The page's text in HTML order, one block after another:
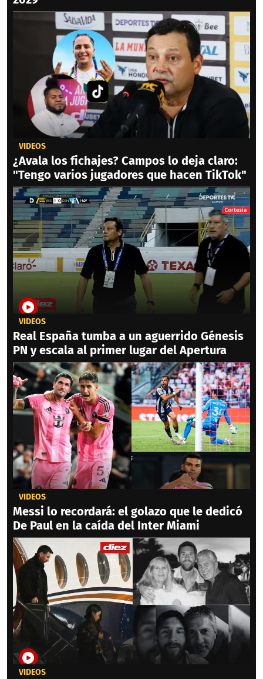
VIDEOS
¿Avala los fichajes? Campos lo deja claro:
"Tengo varios jugadores que hacen TikTok"
VIDEOS
Real España tumba a un aguerrido Génesis
PN y escala al primer lugar del Apertura
VIDEOS
Messi lo recordará: el golazo que le dedicó
De Paul en la caída del Inter Miami
VIDEOS